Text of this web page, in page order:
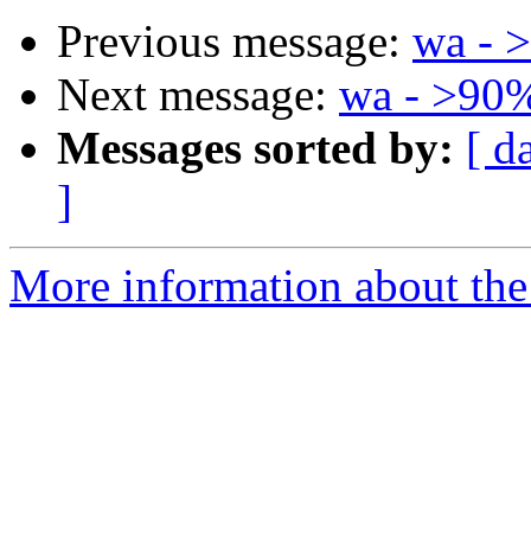
Previous message: wa -
Next message: wa -
Messages sorted by: [
]
More information about